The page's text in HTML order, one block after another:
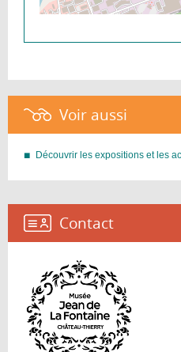
Voir aussi :
Découvrir les expositions et les
Contact :